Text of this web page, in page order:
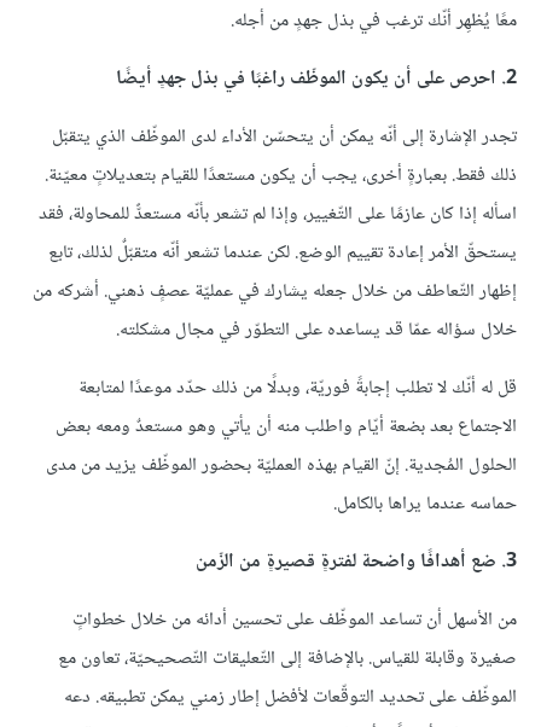
معًا يُظهِر أنّك ترغب في بذل جهدٍ من أجله.
2. احرص على أن يكون الموظّف راغبًا في بذل جهدٍ أيضًا
تجدر الإشارة إلى أنّه يمكن أن يتحسّن الأداء لدى الموظّف الذي يتقبّل
ذلك فقط. بعبارةٍ أخرى، يجب أن يكون مستعدًا للقيام بتعديلاتٍ معيّنة.
اسأله إذا كان عازمًا على التّغيير، وإذا لم تشعر بأنّه مستعدٌّ للمحاولة، فقد
يستحقّ الأمر إعادة تقييم الوضع. لكن عندما تشعر أنّه متقبّلٌ لذلك، تابع
إظهار التّعاطف من خلال جعله يشارك في عمليّة عصفٍ ذهني. أشركه من
خلال سؤاله عمّا قد يساعده على التطوّر في مجال مشكلته.
قل له أنّك لا تطلب إجابةً فوريّة، وبدلًا من ذلك حدّد موعدًا لمتابعة
الاجتماع بعد بضعة أيّام واطلب منه أن يأتي وهو مستعدٌ ومعه بعض
الحلول المُجدية. إنّ القيام بهذه العمليّة بحضور الموظّف يزيد من مدى
حماسه عندما يراها بالكامل.
3. ضع أهدافًا واضحة لفترةٍ قصيرةٍ من الزّمن
من الأسهل أن تساعد الموظّف على تحسين أدائه من خلال خطواتٍ
صغيرة وقابلة للقياس. بالإضافة إلى التّعليقات التّصحيحيّة، تعاون مع
الموظّف على تحديد التوقّعات لأفضل إطار زمني يمكن تطبيقه. دعه